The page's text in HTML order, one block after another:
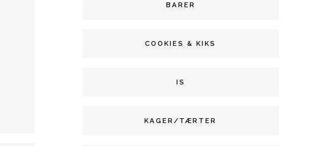
BARER
COOKIES & KIKS
IS
KAGER/TÆRTER